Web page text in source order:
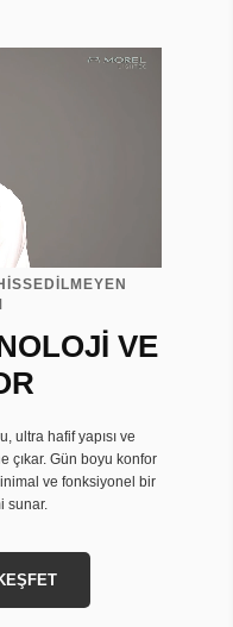
VE
ultra hafif yapısı ve
çıkar. Gün boyu konfor
ve fonksiyonel bir
sunar.